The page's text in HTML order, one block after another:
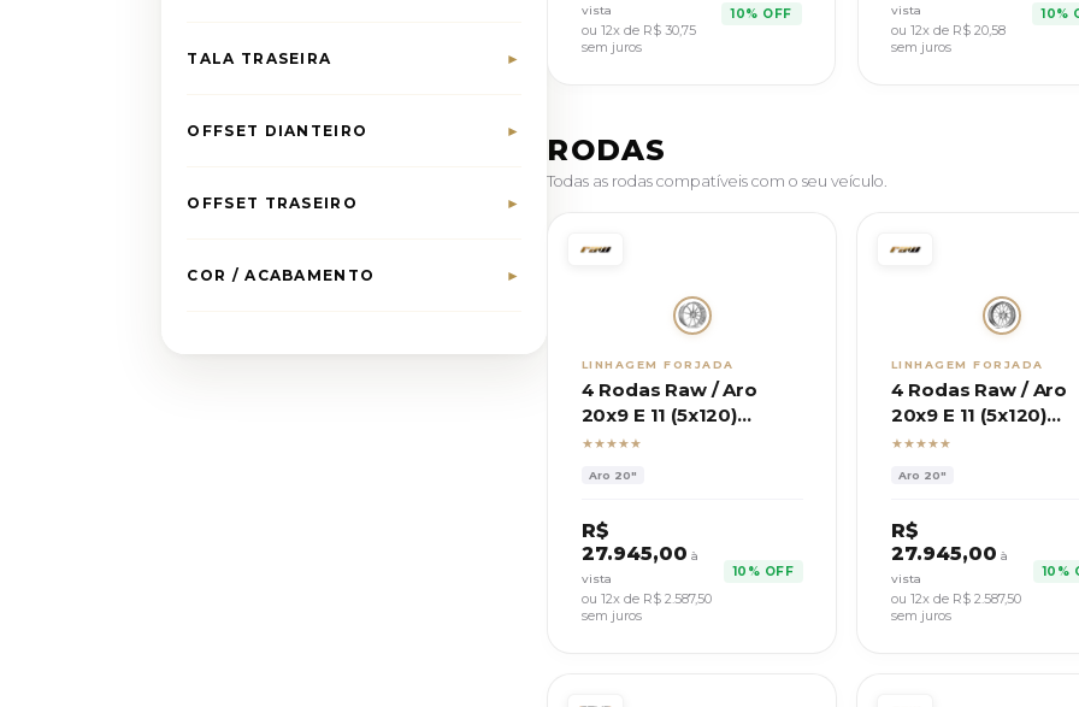
TALA TRASEIRA ►
OFFSET DIANTEIRO ►
OFFSET TRASEIRO ►
COR / ACABAMENTO ►
vista
ou 12x de R$ 30,75
sem juros
10% OFF
vista
ou 12x de R$ 20,58
sem juros
10%
RODAS
Todas as rodas compatíveis com o seu veículo.
LINHAGEM FORJADA
4 Rodas Raw / Aro
20x9 E 11 (5x120)
ET20/38 / Modelo
★★★★★
Aro 20"
R$
27.945,00 à
vista
ou 12x de R$ 2.587,50
sem juros
10% OFF
LINHAGEM FORJADA
4 Rodas Raw / Aro
20x9 E 11 (5x120)
ET20/38 / Modelo
★★★★★
Aro 20"
R$
27.945,00 à
vista
ou 12x de R$ 2.587,50
sem juros
10%